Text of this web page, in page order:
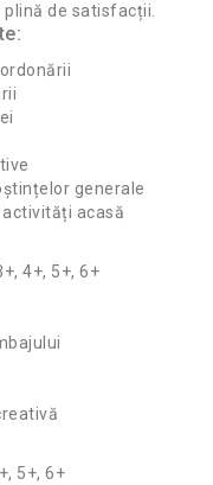
de satisfacții.
generale
acasă
4+, 5+, 6+
5+, 6+